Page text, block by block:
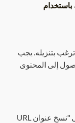
بتنزيله. يجب
إلى المحتوى
انقر بزر الماوس الأيمن على الفيديو وانقر على "نسخ عنوان URL